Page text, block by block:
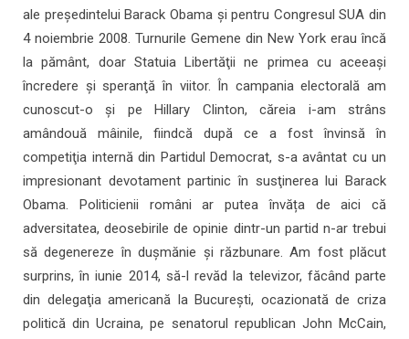
ale preşedintelui Barack Obama şi pentru Congresul SUA din
4 noiembrie 2008. Turnurile Gemene din New York erau încă
la pământ, doar Statuia Libertăţii ne primea cu aceeaşi
încredere şi speranţă în viitor. În campania electorală am
cunoscut-o și pe Hillary Clinton, căreia i-am strâns
amândouă mâinile, fiindcă după ce a fost învinsă în
competiţia internă din Partidul Democrat, s-a avântat cu un
impresionant devotament partinic în susţinerea lui Barack
Obama. Politicienii români ar putea învăța de aici că
adversitatea, deosebirile de opinie dintr-un partid n-ar trebui
să degenereze în dușmănie și răzbunare. Am fost plăcut
surprins, în iunie 2014, să-l revăd la televizor, făcând parte
din delegaţia americană la Bucureşti, ocazionată de criza
politică din Ucraina, pe senatorul republican John McCain,